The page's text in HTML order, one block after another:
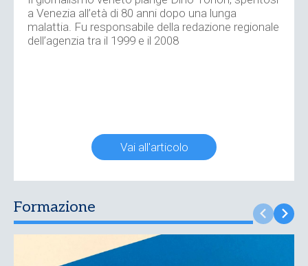
a Venezia all’età di 80 anni dopo una lunga
malattia. Fu responsabile della redazione regionale
dell’agenzia tra il 1999 e il 2008
Vai all'articolo
Formazione